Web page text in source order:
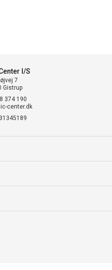
I/S
7
Gistrup
374 190
center.dk